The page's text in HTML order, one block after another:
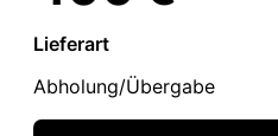
Lieferart
Abholung/Übergabe